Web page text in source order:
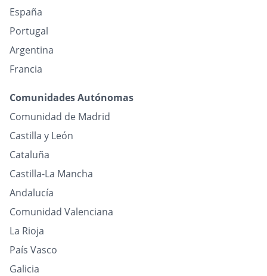
España
Portugal
Argentina
Francia
Comunidades Autónomas
Comunidad de Madrid
Castilla y León
Cataluña
Castilla-La Mancha
Andalucía
Comunidad Valenciana
La Rioja
País Vasco
Galicia